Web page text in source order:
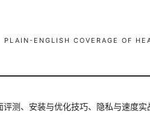
PLAIN-ENGLISH COVERAGE OF
测、安装与优化技巧、隐私与速度实